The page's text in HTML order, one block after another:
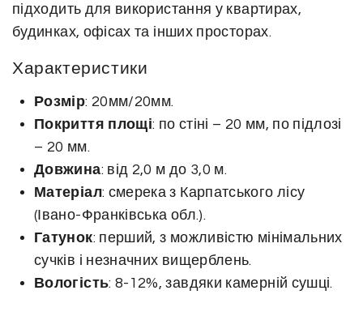
ь
підходить для використання у квартирах,
будинках, офісах та інших просторах.
Характеристики
Розмір: 20мм/20мм.
Покриття площі: по стіні – 20 мм, по підлозі
– 20 мм.
Довжина: від 2,0 м до 3,0 м.
Матеріал: смерека з Карпатського лісу
(Івано-Франківська обл.).
Гатунок: перший, з можливістю мінімальних
сучків і незначних вищерблень.
Вологість: 8-12%, завдяки камерній сушці.